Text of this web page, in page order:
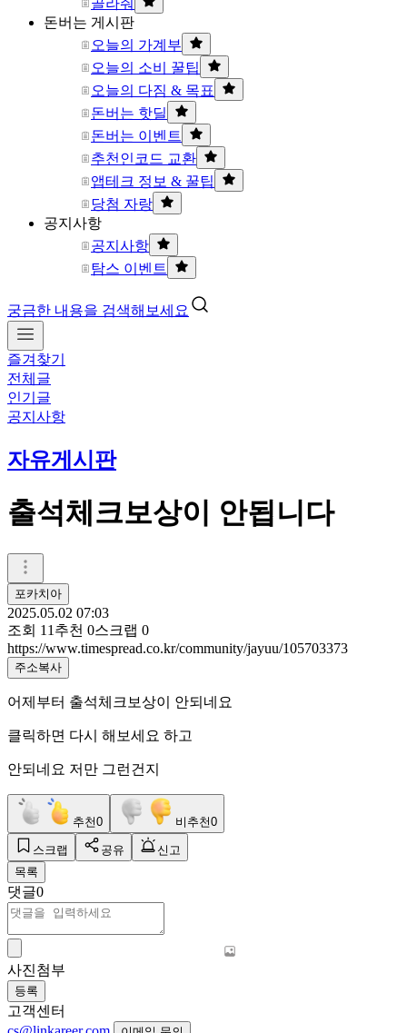
골라줘
돈버는 게시판
오늘의 가계부
오늘의 소비 꿀팁
오늘의 다짐 & 목표
돈버는 핫딜
돈버는 이벤트
추천인코드 교환
앱테크 정보 & 꿀팁
당첨 자랑
공지사항
공지사항
탐스 이벤트
궁금한 내용을 검색해보세요
즐겨찾기
전체글
인기글
공지사항
자유게시판
출석체크보상이 안됩니다
포카치아
2025.05.02 07:03
조회 11 추천 0스크랩 0
https://www.timespread.co.kr/community/jayuu/105703373
주소복사
어제부터 출석체크보상이 안되네요
클릭하면 다시 해보세요 하고
안되네요 저만 그런건지
추천0 비추천0
스크랩 공유
신고
목록
댓글0
사진첨부
등록
고객센터